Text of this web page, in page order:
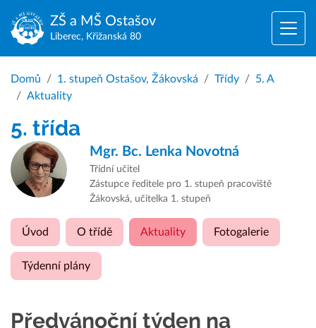
ZŠ a MŠ Ostašov
Liberec, Křižanská 80
Domů 1. stupeň Ostašov, Žákovská Třídy
5. A
Aktuality
5. třída
Mgr. Bc. Lenka Novotná
Třídní učitel
Zástupce ředitele pro 1. stupeň pracoviště
Žákovská, učitelka 1. stupeň
Úvod O třídě Aktuality Fotogalerie
Týdenní plány
Předvánoční týden na